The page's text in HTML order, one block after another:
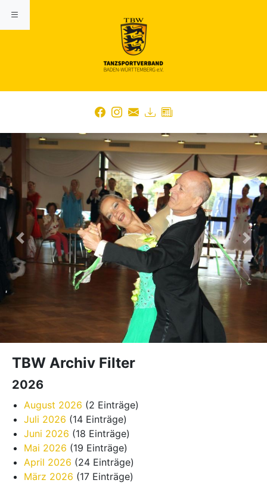
Previous Next
TBW Archiv Filter
2026
August 2026 (2 Einträge)
Juli 2026 (14 Einträge)
Juni 2026 (18 Einträge)
Mai 2026 (19 Einträge)
April 2026 (24 Einträge)
März 2026 (17 Einträge)